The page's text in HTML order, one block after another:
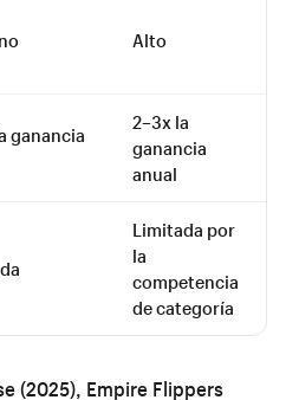
Alto
ganancia
2–3x la
ganancia
anual
Limitada por
la
competencia
de categoría
(2025), Empire Flippers